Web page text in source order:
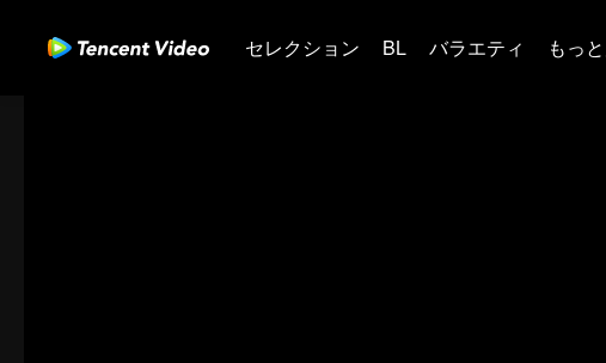
セレクション BL バラエティ もっ